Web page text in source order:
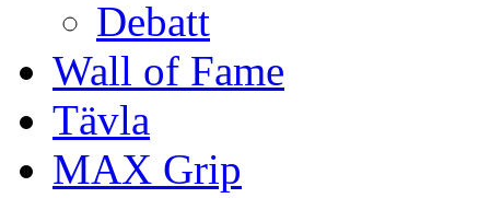
Debatt
Wall of Fame
Tävla
MAX Grip